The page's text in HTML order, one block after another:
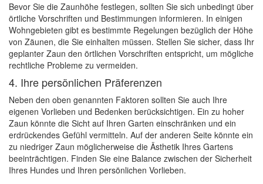
Bevor Sie die Zaunhöhe festlegen, sollten Sie sich unbedingt über
örtliche Vorschriften und Bestimmungen informieren. In einigen
Wohngebieten gibt es bestimmte Regelungen bezüglich der Höhe
von Zäunen, die Sie einhalten müssen. Stellen Sie sicher, dass Ihr
geplanter Zaun den örtlichen Vorschriften entspricht, um mögliche
rechtliche Probleme zu vermeiden.
4. Ihre persönlichen Präferenzen
Neben den oben genannten Faktoren sollten Sie auch Ihre
eigenen Vorlieben und Bedenken berücksichtigen. Ein zu hoher
Zaun könnte die Sicht auf Ihren Garten einschränken und ein
erdrückendes Gefühl vermitteln. Auf der anderen Seite könnte ein
zu niedriger Zaun möglicherweise die Ästhetik Ihres Gartens
beeinträchtigen. Finden Sie eine Balance zwischen der Sicherheit
Ihres Hundes und Ihren persönlichen Vorlieben.